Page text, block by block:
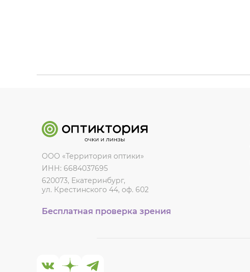
ООО «Территория оптики»
ИНН: 6684037695
620073, Екатеринбург,
ул. Крестинского 44, оф. 602
Бесплатная проверка зрения